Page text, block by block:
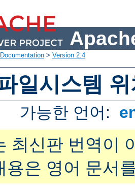
Documentation > Version 2.4
일시스템
가능한 언어:
최신판 번역이
용은 영어 문서